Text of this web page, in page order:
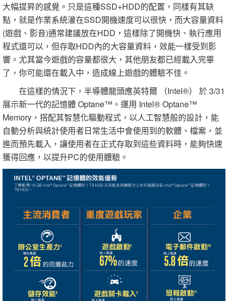
大幅提昇的感覺。只是這種SSD+HDD的配置，同樣有其缺
點，就是作業系統灌在SSD開機速度可以很快，而大容量資料
(遊戲、影音)通常建議放在HDD，這樣除了開機快、執行應用
程式還可以，但存取HDD內的大容量資料，效能一樣受到影
響。尤其當今遊戲的容量都很大，其他朋友都已經載入完畢
了，你可能還在載入中，造成線上遊戲的體驗不佳。
在這樣的情況下，半導體龍頭應英特爾 （Intel®） 於 3/31
展示新一代的記憶體 Optane™。運用 Intel® Optane™
Memory，搭配其智慧化驅動程式，以人工智慧般的設計，能
自動分析與統計使用者日常生活中會使用到的軟體、檔案，並
進而預先載入，讓使用者在正式存取到這些資料時，能夠快速
獲得回應，以提升PC的使用體驗。